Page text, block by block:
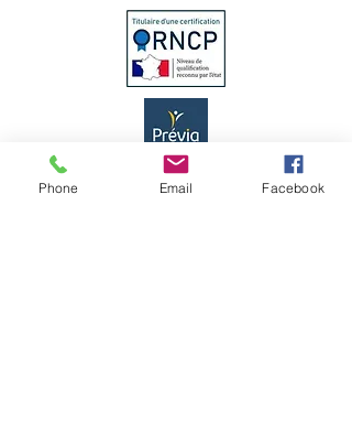
Alexandra Lainé
Consultations
Phone Email Facebook